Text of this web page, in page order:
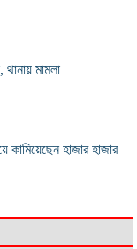
থানায় মামলা
হাজার হাজার